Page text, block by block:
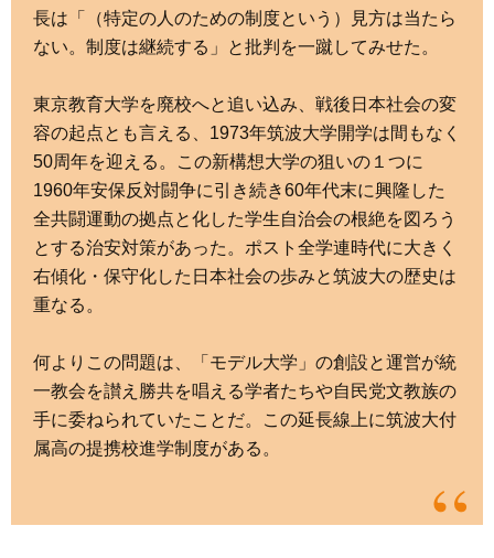
長は「（特定の人のための制度という）見方は当たら
ない。制度は継続する」と批判を一蹴してみせた。
東京教育大学を廃校へと追い込み、戦後日本社会の変
容の起点とも言える、1973年筑波大学開学は間もなく
50周年を迎える。この新構想大学の狙いの１つに
1960年安保反対闘争に引き続き60年代末に興隆した
全共闘運動の拠点と化した学生自治会の根絶を図ろう
とする治安対策があった。ポスト全学連時代に大きく
右傾化・保守化した日本社会の歩みと筑波大の歴史は
重なる。
何よりこの問題は、「モデル大学」の創設と運営が統
一教会を讃え勝共を唱える学者たちや自民党文教族の
手に委ねられていたことだ。この延長線上に筑波大付
属高の提携校進学制度がある。